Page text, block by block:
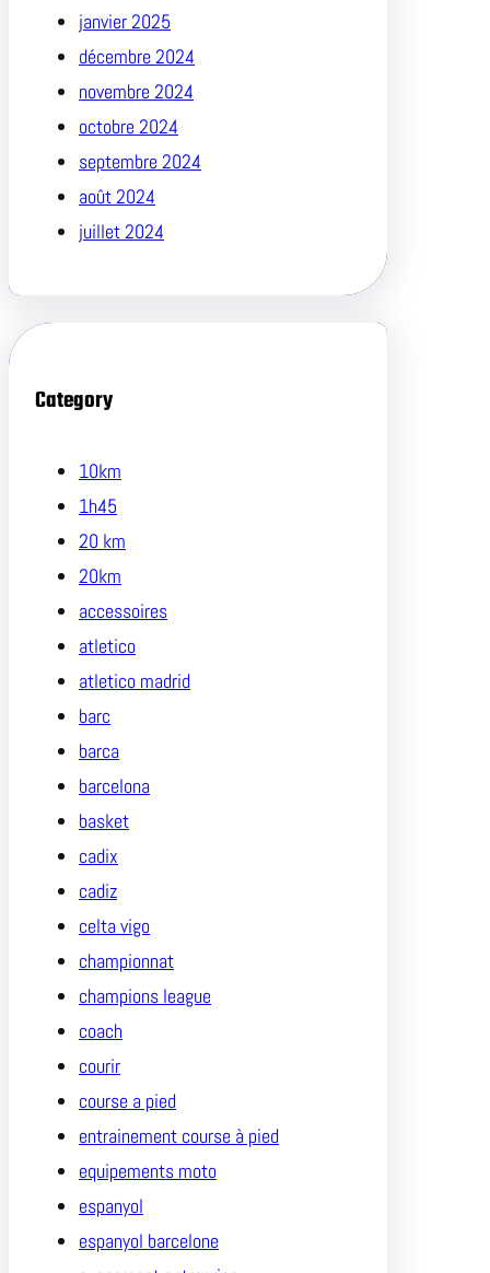
janvier 2025
décembre 2024
novembre 2024
octobre 2024
septembre 2024
août 2024
juillet 2024
Category
10km
1h45
20 km
20km
accessoires
atletico
atletico madrid
barc
barca
barcelona
basket
cadix
cadiz
celta vigo
championnat
champions league
coach
courir
course a pied
entrainement course à pied
equipements moto
espanyol
espanyol barcelone